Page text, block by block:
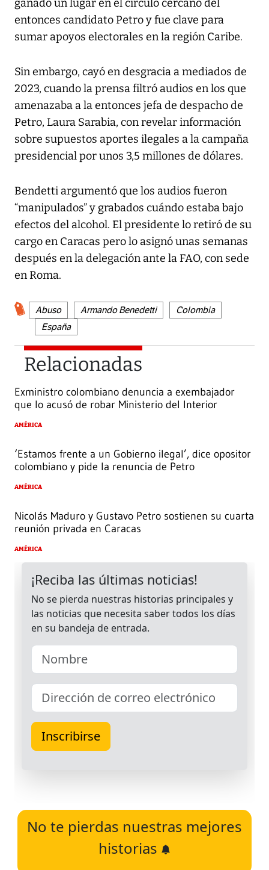
ganado un lugar en el circulo cercano del
entonces candidato Petro y fue clave para
sumar apoyos electorales en la región Caribe.
Sin embargo, cayó en desgracia a mediados de
2023, cuando la prensa filtró audios en los que
amenazaba a la entonces jefa de despacho de
Petro, Laura Sarabia, con revelar información
sobre supuestos aportes ilegales a la campaña
presidencial por unos 3,5 millones de dólares.
Bendetti argumentó que los audios fueron
“manipulados” y grabados cuándo estaba bajo
efectos del alcohol. El presidente lo retiró de su
cargo en Caracas pero lo asignó unas semanas
después en la delegación ante la FAO, con sede
en Roma.
Abuso Armando Benedetti
Colombia
España
Relacionadas
Exministro colombiano denuncia a exembajador
que lo acusó de robar Ministerio del Interior
AMÉRICA
‘Estamos frente a un Gobierno ilegal’, dice opositor
colombiano y pide la renuncia de Petro
AMÉRICA
Nicolás Maduro y Gustavo Petro sostienen su cuarta
reunión privada en Caracas
AMÉRICA
No te pierdas nuestras mejores
historias